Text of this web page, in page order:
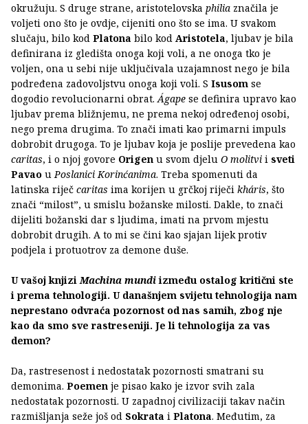
okružuju. S druge strane, aristotelovska philia značila je
voljeti ono što je ovdje, cijeniti ono što se ima. U svakom
slučaju, bilo kod Platona bilo kod Aristotela, ljubav je bila
definirana iz gledišta onoga koji voli, a ne onoga tko je
voljen, ona u sebi nije uključivala uzajamnost nego je bila
podređena zadovoljstvu onoga koji voli. S Isusom se
dogodio revolucionarni obrat.Ágape se definira upravo kao
ljubav prema bližnjemu, ne prema nekoj određenoj osobi,
nego prema drugima. To znači imati kao primarni impuls
dobrobit drugoga. To je ljubav koja je poslije prevedena kao
caritas, i o njoj govore Origen u svom djelu O molitvi i sveti
Pavao uPoslanici Korinćanima. Treba spomenuti da
latinska riječ caritas ima korijen u grčkoj riječi kháris, što
znači “milost”, u smislu božanske milosti. Dakle, to znači
dijeliti božanski dar s ljudima, imati na prvom mjestu
dobrobit drugih. A to mi se čini kao sjajan lijek protiv
podjela i protuotrov za demone duše.
U vašoj knjiziMachina mundiizmeđu ostalog kritični ste
i prema tehnologiji. U današnjem svijetu tehnologija nam
neprestano odvraća pozornost od nas samih, zbog nje
kao da smo sve rastreseniji. Je li tehnologija za vas
demon?
Da, rastresenost i nedostatak pozornosti smatrani su
demonima. Poemen je pisao kako je izvor svih zala
nedostatak pozornosti. U zapadnoj civilizaciji takav način
razmišljanja seže još od Sokrata i Platona. Međutim, za